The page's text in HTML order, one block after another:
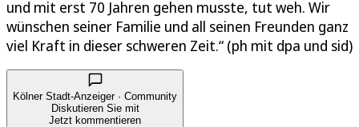
und mit erst 70 Jahren gehen musste, tut weh. Wir
wünschen seiner Familie und all seinen Freunden ganz
viel Kraft in dieser schweren Zeit.“ (ph mit dpa und sid)
Kölner Stadt-Anzeiger · Community
Diskutieren Sie mit
Jetzt kommentieren